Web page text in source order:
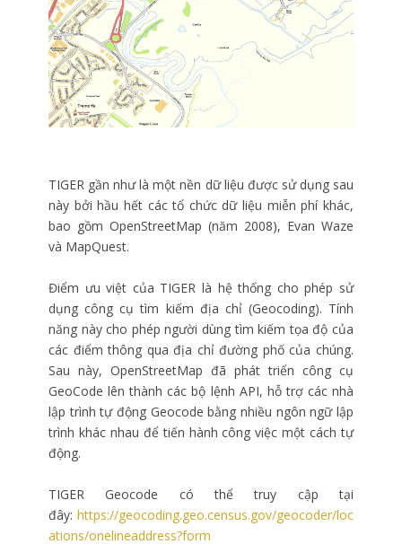
TIGER gần như là một nền dữ liệu được sử dụng sau
này bởi hầu hết các tổ chức dữ liệu miễn phí khác,
bao gồm OpenStreetMap (năm 2008), Evan Waze
và MapQuest.
Điểm ưu việt của TIGER là hệ thống cho phép sử
dụng công cụ tìm kiếm địa chỉ (Geocoding). Tính
năng này cho phép người dùng tìm kiếm tọa độ của
các điểm thông qua địa chỉ đường phố của chúng.
Sau này, OpenStreetMap đã phát triển công cụ
GeoCode lên thành các bộ lệnh API, hỗ trợ các nhà
lập trình tự động Geocode bằng nhiều ngôn ngữ lập
trình khác nhau để tiến hành công việc một cách tự
động.
TIGER Geocode có thể truy cập tại
đây: https://geocoding.geo.census.gov/geocoder/loc
ations/onelineaddress?form